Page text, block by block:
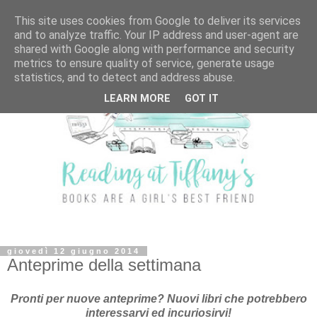
giovedì 12 giugno 2014
Anteprime della settimana
Pronti per nuove anteprime? Nuovi libri che potrebbero
interessarvi ed incuriosirvi!
This site uses cookies from Google to deliver its services
and to analyze traffic. Your IP address and user-agent are
shared with Google along with performance and security
metrics to ensure quality of service, generate usage
statistics, and to detect and address abuse.
LEARN MORE GOT IT